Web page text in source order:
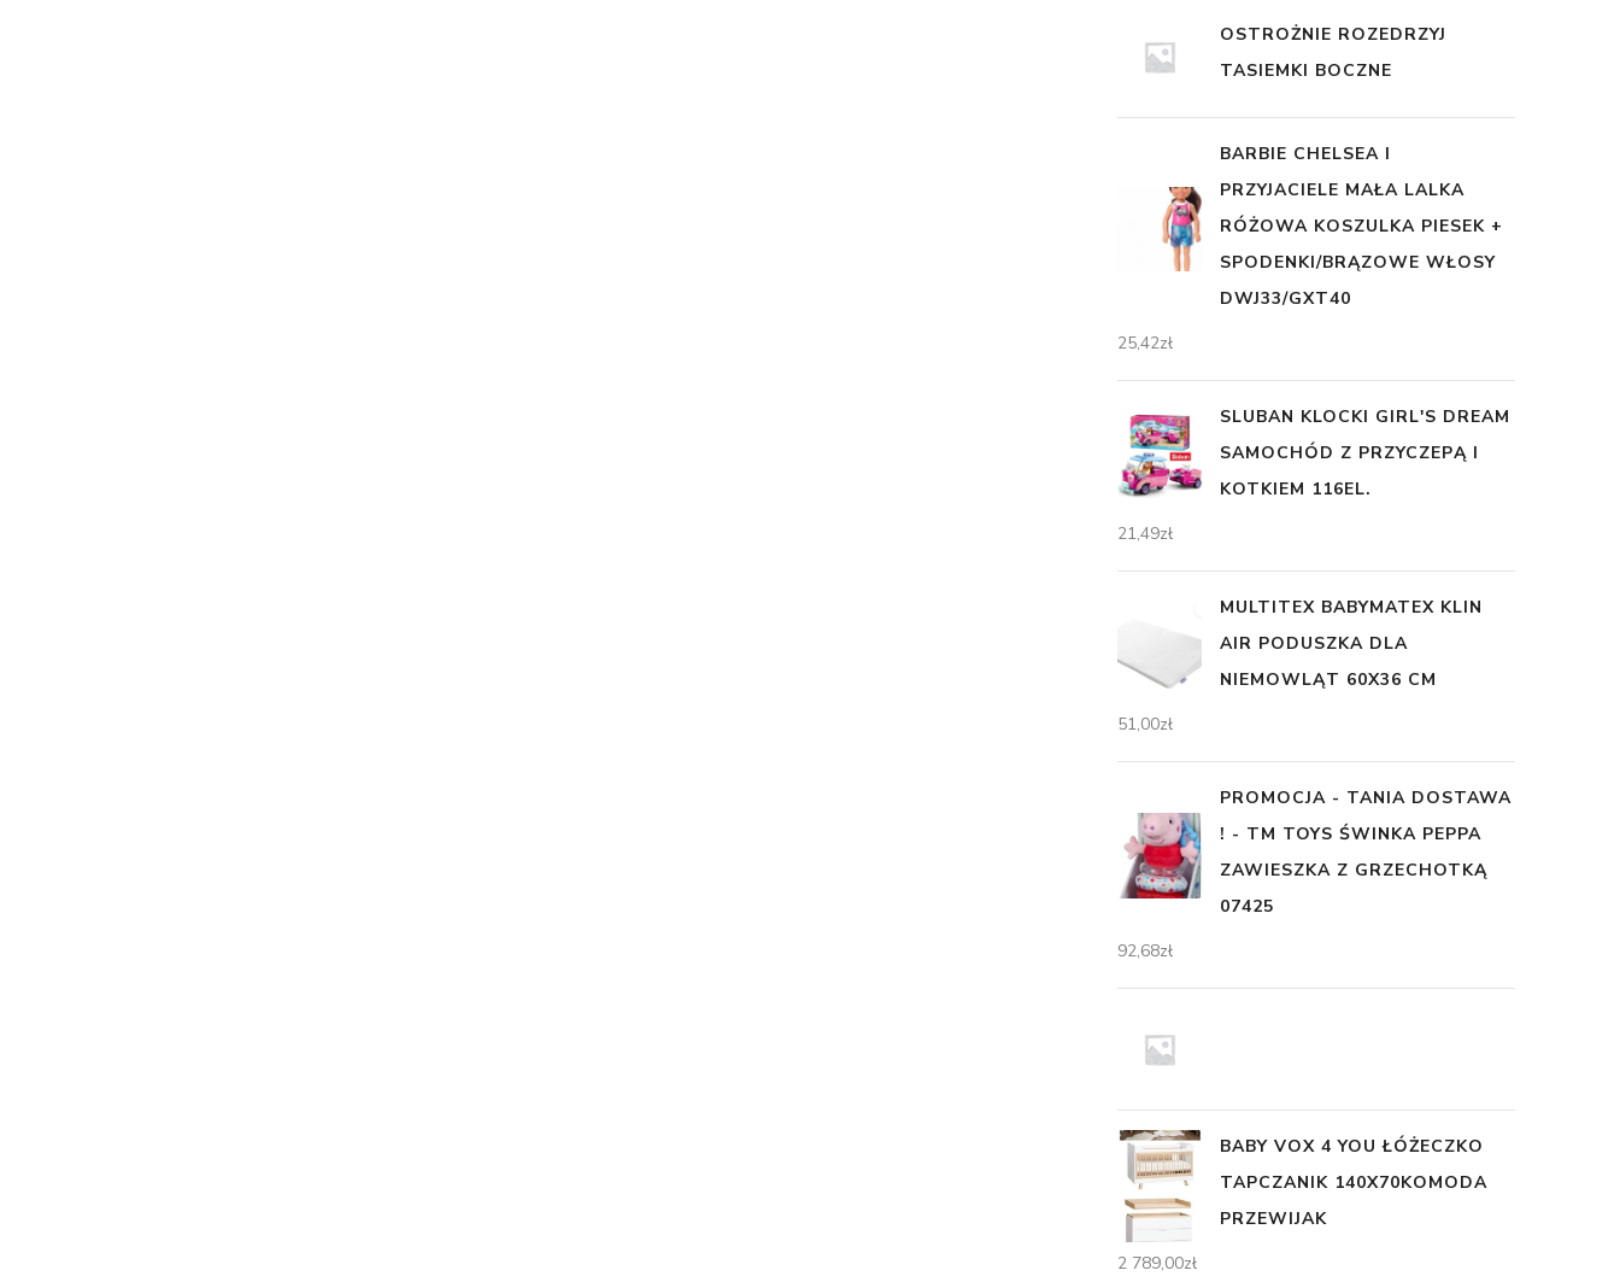
OSTROŻNIE ROZEDRZYJ
TASIEMKI BOCZNE
BARBIE CHELSEA I
PRZYJACIELE MAŁA LALKA
RÓŻOWA KOSZULKA PIESEK +
SPODENKI/BRĄZOWE WŁOSY
DWJ33/GXT40
25,42zł
SLUBAN KLOCKI GIRL'S DREAM
SAMOCHÓD Z PRZYCZEPĄ I
KOTKIEM 116EL.
21,49zł
MULTITEX BABYMATEX KLIN
AIR PODUSZKA DLA
NIEMOWLĄT 60X36 CM
51,00zł
PROMOCJA - TANIA DOSTAWA
! - TM TOYS ŚWINKA PEPPA
ZAWIESZKA Z GRZECHOTKĄ
07425
92,68zł
BABY VOX 4 YOU ŁÓŻECZKO
TAPCZANIK 140X70KOMODA
PRZEWIJAK
2 789,00zł